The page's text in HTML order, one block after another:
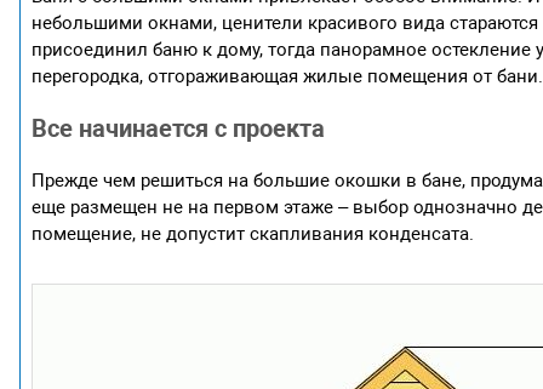
небольшими окнами, ценители красивого вида
присоединил баню к дому, тогда панорамное
перегородка, отгораживающая жилые помещения от бани.
Все начинается с проекта
Прежде чем решиться на большие окошки в бане,
еще размещен не на первом этаже – выбор однозначно
помещение, не допустит скапливания конденсата.